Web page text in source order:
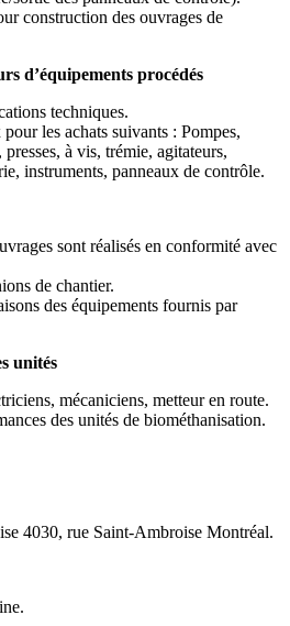
construction des ouvrages de
d’équipements procédés
techniques.
les achats suivants : Pompes,
à vis, trémie, agitateurs,
instruments, panneaux de contrôle.
sont réalisés en conformité avec
de chantier.
des équipements fournis par
unités
mécaniciens, metteur en route.
des unités de biométhanisation.
4030, rue Saint-Ambroise Montréal.